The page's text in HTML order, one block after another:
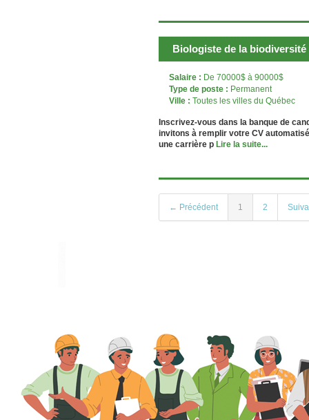
Biologiste de la
Salaire : De 70000$ à 90000$
Type de poste : Permanent
Ville : Toutes les villes du Québec
Inscrivez-vous dans la banque de
invitons à remplir votre CV
une carrière p Lire la suite...
← Précédent 1 2